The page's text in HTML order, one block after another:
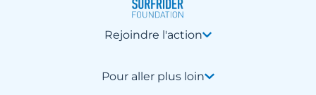
Rejoindre l'action
Pour aller plus loin